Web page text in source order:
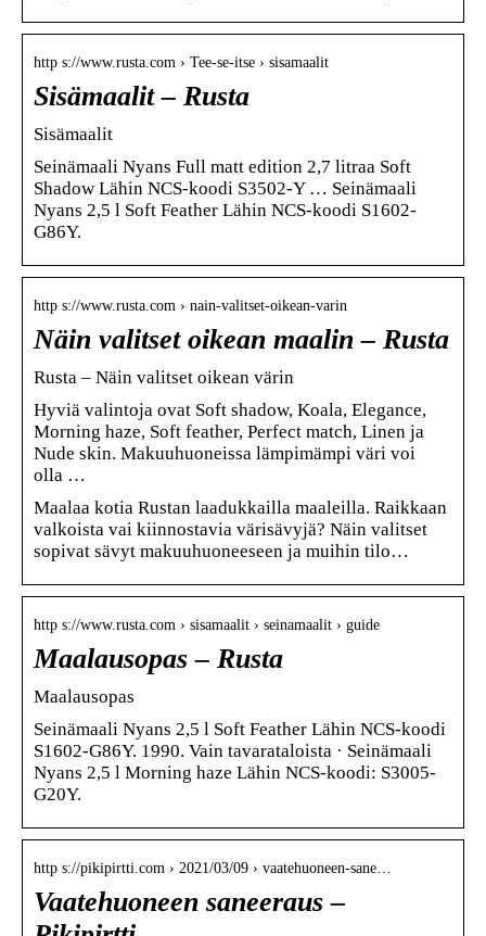
http s://www.rusta.com › Tee-se-itse › sisamaalit
Sisämaalit – Rusta
Sisämaalit
Seinämaali Nyans Full matt edition 2,7 litraa Soft
Shadow Lähin NCS-koodi S3502-Y … Seinämaali
Nyans 2,5 l Soft Feather Lähin NCS-koodi S1602-
G86Y.
http s://www.rusta.com › nain-valitset-oikean-varin
Näin valitset oikean maalin – Rusta
Rusta – Näin valitset oikean värin
Hyviä valintoja ovat Soft shadow, Koala, Elegance,
Morning haze, Soft feather, Perfect match, Linen ja
Nude skin. Makuuhuoneissa lämpimämpi väri voi
olla …
Maalaa kotia Rustan laadukkailla maaleilla. Raikkaan
valkoista vai kiinnostavia värisävyjä? Näin valitset
sopivat sävyt makuuhuoneeseen ja muihin tilo…
http s://www.rusta.com › sisamaalit › seinamaalit › guide
Maalausopas – Rusta
Maalausopas
Seinämaali Nyans 2,5 l Soft Feather Lähin NCS-koodi
S1602-G86Y. 1990. Vain tavarataloista · Seinämaali
Nyans 2,5 l Morning haze Lähin NCS-koodi: S3005-
G20Y.
http s://pikipirtti.com › 2021/03/09 › vaatehuoneen-sane…
Vaatehuoneen saneeraus –